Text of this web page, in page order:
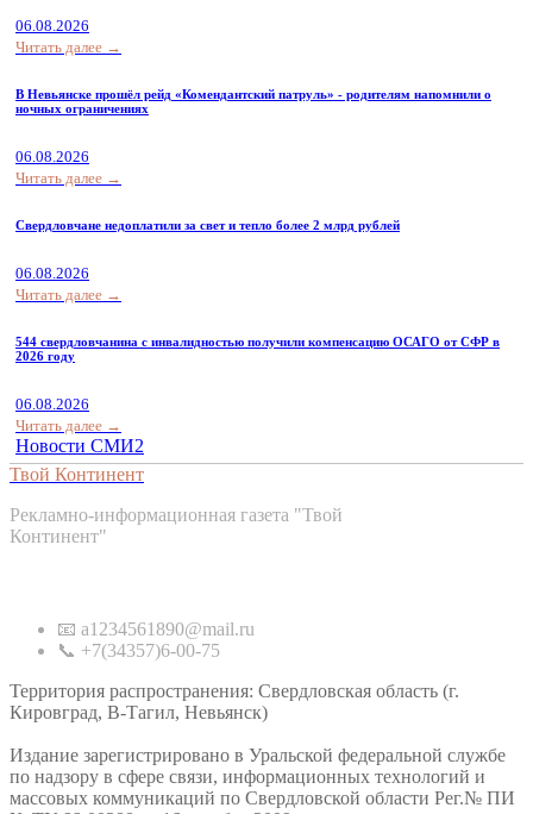
06.08.2026
Читать далее →
В Невьянске прошёл рейд «Комендантский патруль» - родителям напомнили о
ночных ограничениях
06.08.2026
Читать далее →
Свердловчане недоплатили за свет и тепло более 2 млрд рублей
06.08.2026
Читать далее →
544 свердловчанина с инвалидностью получили компенсацию ОСАГО от СФР в
2026 году
06.08.2026
Читать далее →
Новости СМИ2
Твой Континент
Рекламно-информационная газета "Твой
Континент"
📧 a1234561890@mail.ru
📞 +7(34357)6-00-75
Территория распространения: Свердловская область (г.
Кировград, В-Тагил, Невьянск)
Издание зарегистрировано в Уральской федеральной службе
по надзору в сфере связи, информационных технологий и
массовых коммуникаций по Свердловской области Рег.№ ПИ